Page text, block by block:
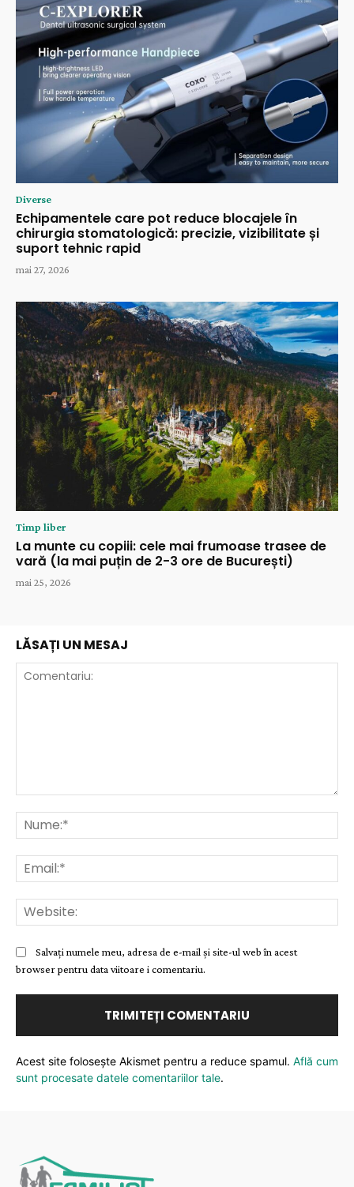
Diverse
Echipamentele care pot reduce blocajele în
chirurgia stomatologică: precizie, vizibilitate și
suport tehnic rapid
mai 27, 2026
Timp liber
La munte cu copiii: cele mai frumoase trasee de
vară (la mai puțin de 2-3 ore de București)
mai 25, 2026
LĂSAȚI UN MESAJ
Salvați numele meu, adresa de e-mail și site-ul web în acest
browser pentru data viitoare i comentariu.
Acest site folosește Akismet pentru a reduce spamul. Află cum
sunt procesate datele comentariilor tale.